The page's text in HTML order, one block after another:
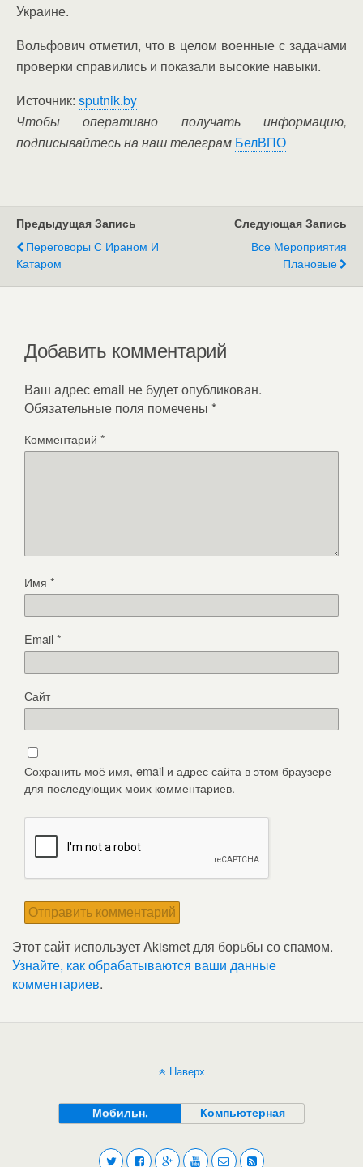
Украине.
Вольфович отметил, что в целом военные с задачами
проверки справились и показали высокие навыки.
Источник: sputnik.by
Чтобы оперативно получать информацию,
подписывайтесь на наш телеграм БелВПО
Предыдущая Запись
Переговоры С Ираном И
Катаром
Следующая Запись
Все Мероприятия
Плановые
Добавить комментарий
Ваш адрес email не будет опубликован.
Обязательные поля помечены *
Комментарий *
Имя *
Email*
Сайт
Сохранить моё имя, email и адрес сайта в этом браузере
для последующих моих комментариев.
Этот сайт использует Akismet для борьбы со спамом.
Узнайте, как обрабатываются ваши данные
комментариев.
Наверх
Мобильн. Компьютерная